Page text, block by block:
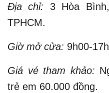
Địa chỉ: 3 Hòa
TPHCM.
Giờ mở cửa: 9h00-
Giá vé tham khảo:
trẻ em 60.000 đồng.